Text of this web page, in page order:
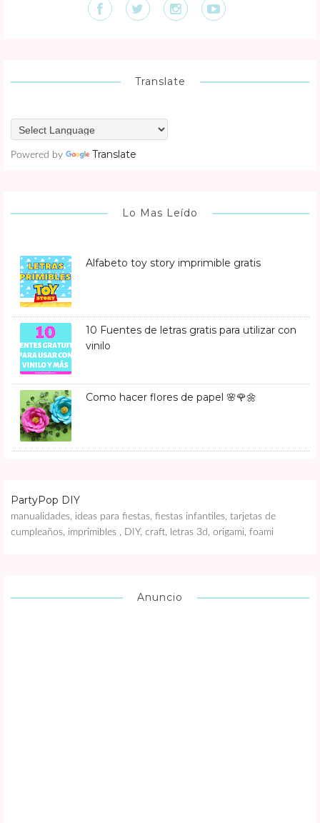
Translate
Powered by Translate
Lo Mas Leído
Alfabeto toy story imprimible gratis
10 Fuentes de letras gratis para utilizar con
vinilo
Como hacer flores de papel 🌸🌹🌼
PartyPop DIY
manualidades, ideas para fiestas, fiestas infantiles, tarjetas de
cumpleaños, imprimibles , DIY, craft, letras 3d, origami, foami
Anuncio